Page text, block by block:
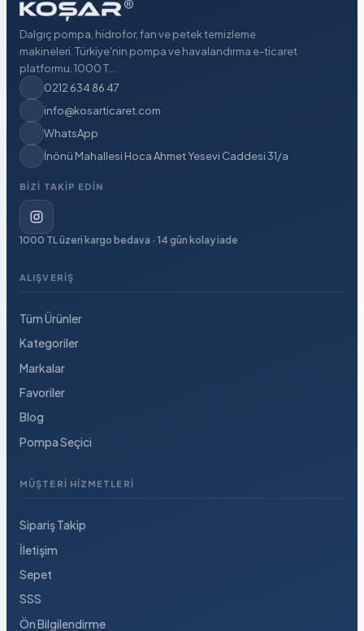
Dalgıç pompa, hidrofor, fan ve petek temizleme
makineleri. Türkiye'nin pompa ve havalandırma e-ticaret
platformu. 1000 T...
0212 634 86 47
info@kosarticaret.com
WhatsApp
İnönü Mahallesi Hoca Ahmet Yesevi Caddesi 31/a
BIZI TAKIP EDIN
1000 TL üzeri kargo bedava · 14 gün kolay iade
ALIŞVERIŞ
Tüm Ürünler
Kategoriler
Markalar
Favoriler
Blog
Pompa Seçici
MÜŞTERI HIZMETLERI
Sipariş Takip
İletişim
Sepet
SSS
Ön Bilgilendirme